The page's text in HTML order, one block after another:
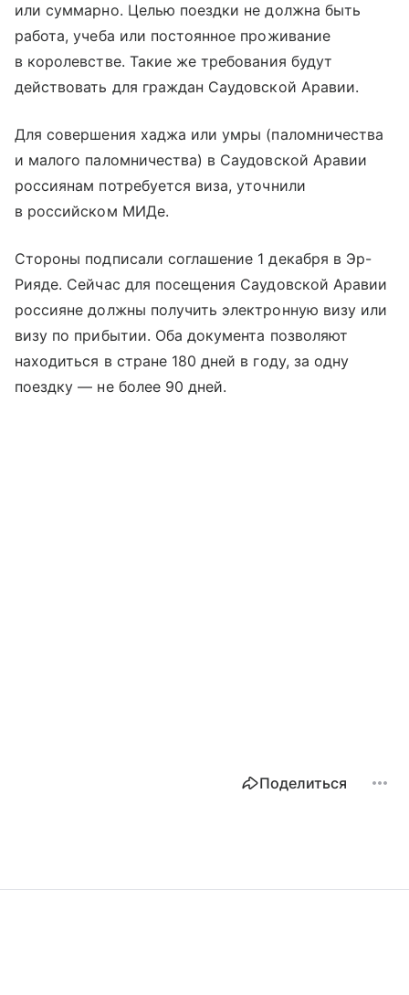
или суммарно. Целью поездки не должна быть
работа, учеба или постоянное проживание
в королевстве. Такие же требования будут
действовать для граждан Саудовской Аравии.
Для совершения хаджа или умры (паломничества
и малого паломничества) в Саудовской Аравии
россиянам потребуется виза, уточнили
в российском МИДе.
Стороны подписали соглашение 1 декабря в Эр-
Рияде. Сейчас для посещения Саудовской Аравии
россияне должны получить электронную визу или
визу по прибытии. Оба документа позволяют
находиться в стране 180 дней в году, за одну
поездку — не более 90 дней.
Поделиться